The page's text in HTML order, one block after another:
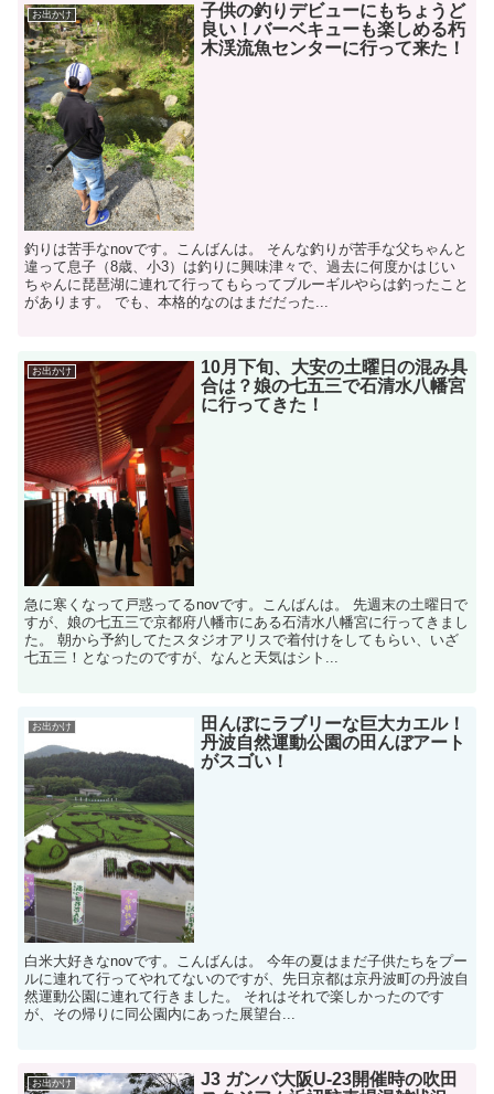
お出かけ
子供の釣りデビューにもちょうど
良い！バーベキューも楽しめる朽
木渓流魚センターに行って来た！
釣りは苦手なnovです。こんばんは。 そんな釣りが苦手な父ちゃんと
違って息子（8歳、小3）は釣りに興味津々で、過去に何度かはじい
ちゃんに琵琶湖に連れて行ってもらってブルーギルやらは釣ったこと
があります。 でも、本格的なのはまだだった...
お出かけ
10月下旬、大安の土曜日の混み具
合は？娘の七五三で石清水八幡宮
に行ってきた！
急に寒くなって戸惑ってるnovです。こんばんは。 先週末の土曜日で
すが、娘の七五三で京都府八幡市にある石清水八幡宮に行ってきまし
た。 朝から予約してたスタジオアリスで着付けをしてもらい、いざ
七五三！となったのですが、なんと天気はシト...
お出かけ
田んぼにラブリーな巨大カエル！
丹波自然運動公園の田んぼアート
がスゴい！
白米大好きなnovです。こんばんは。 今年の夏はまだ子供たちをプー
ルに連れて行ってやれてないのですが、先日京都は京丹波町の丹波自
然運動公園に連れて行きました。 それはそれで楽しかったのです
が、その帰りに同公園内にあった展望台...
お出かけ
J3 ガンバ大阪U-23開催時の吹田